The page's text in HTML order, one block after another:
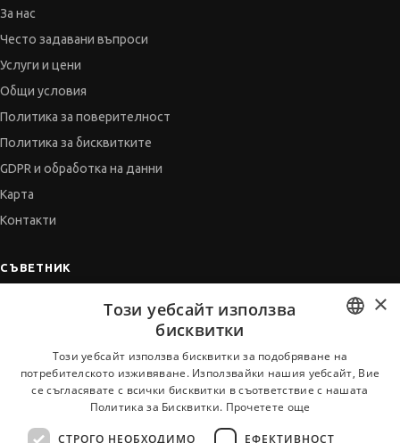
За нас
Често задавани въпроси
Услуги и цени
Общи условия
Политика за поверителност
Политика за бисквитките
GDPR и обработка на данни
Карта
Контакти
СЪВЕТНИК
Когато получим оферта
Vihra AI
BULGARIAN
ENGLISH
×
Този уебсайт използва
бисквитки
Този уебсайт използва бисквитки за подобряване на
потребителското изживяване. Използвайки нашия уебсайт, Вие
се съгласявате с всички бисквитки в съответствие с нашата
Политика за Бисквитки. Прочетете още
СТРОГО НЕОБХОДИМО ЕФЕКТИВНОСТ